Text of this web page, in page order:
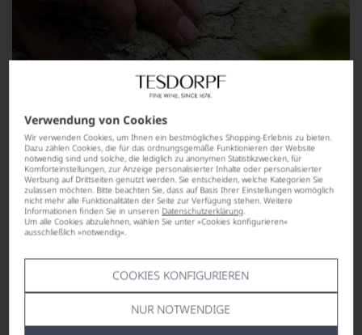
Verwendung von Cookies
Wir verwenden Cookies, um Ihnen ein bestmögliches Shopping-Erlebnis zu bieten.
Dazu zählen Cookies, die für das ordnungsgemäße Funktionieren der Website
notwendig sind und solche, die lediglich zu anonymen Statistikzwecken, für
Komforteinstellungen, zur Anzeige personalisierter Inhalte oder personalisierter
Werbung auf Drittseiten genutzt werden. Sie entscheiden, welche Kategorien Sie
zulassen möchten. Bitte beachten Sie, dass auf Basis Ihrer Einstellungen womöglich
nicht mehr alle Funktionalitäten der Seite zur Verfügung stehen. Weitere
Informationen finden Sie in unseren Datenschutzerklärung.
Um alle Cookies abzulehnen, wählen Sie unter »Cookies konfigurieren«
ausschließlich »notwendig«.
COOKIES KONFIGURIEREN
NUR NOTWENDIGE